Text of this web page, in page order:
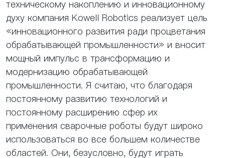
техническому накоплению и инновационному
духу компания Kowell Robotics реализует цель
«инновационного развития ради процветания
обрабатывающей промышленности» и вносит
мощный импульс в трансформацию и
модернизацию обрабатывающей
промышленности. Я считаю, что благодаря
постоянному развитию технологий и
постоянному расширению сфер их
применения сварочные роботы будут широко
использоваться во все большем количестве
областей. Они, безусловно, будут играть